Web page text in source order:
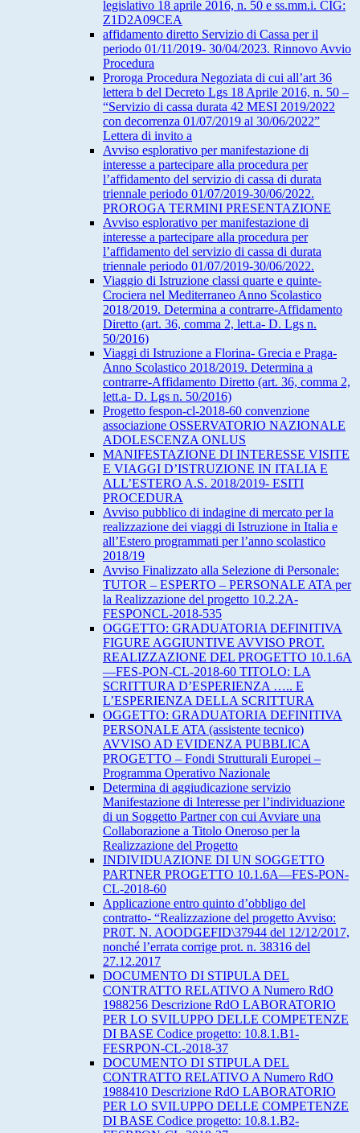
legislativo 18 aprile 2016, n. 50 e ss.mm.i. CIG:
Z1D2A09CEA
affidamento diretto Servizio di Cassa per il
periodo 01/11/2019- 30/04/2023. Rinnovo Avvio
Procedura
Proroga Procedura Negoziata di cui all’art 36
lettera b del Decreto Lgs 18 Aprile 2016, n. 50 –
“Servizio di cassa durata 42 MESI 2019/2022
con decorrenza 01/07/2019 al 30/06/2022”
Lettera di invito a
Avviso esplorativo per manifestazione di
interesse a partecipare alla procedura per
l’affidamento del servizio di cassa di durata
triennale periodo 01/07/2019-30/06/2022.
PROROGA TERMINI PRESENTAZIONE
Avviso esplorativo per manifestazione di
interesse a partecipare alla procedura per
l’affidamento del servizio di cassa di durata
triennale periodo 01/07/2019-30/06/2022.
Viaggio di Istruzione classi quarte e quinte-
Crociera nel Mediterraneo Anno Scolastico
2018/2019. Determina a contrarre-Affidamento
Diretto (art. 36, comma 2, lett.a- D. Lgs n.
50/2016)
Viaggi di Istruzione a Florina- Grecia e Praga-
Anno Scolastico 2018/2019. Determina a
contrarre-Affidamento Diretto (art. 36, comma 2,
lett.a- D. Lgs n. 50/2016)
Progetto fespon-cl-2018-60 convenzione
associazione OSSERVATORIO NAZIONALE
ADOLESCENZA ONLUS
MANIFESTAZIONE DI INTERESSE VISITE
E VIAGGI D’ISTRUZIONE IN ITALIA E
ALL’ESTERO A.S. 2018/2019- ESITI
PROCEDURA
Avviso pubblico di indagine di mercato per la
realizzazione dei viaggi di Istruzione in Italia e
all’Estero programmati per l’anno scolastico
2018/19
Avviso Finalizzato alla Selezione di Personale:
TUTOR – ESPERTO – PERSONALE ATA per
la Realizzazione del progetto 10.2.2A-
FESPONCL-2018-535
OGGETTO: GRADUATORIA DEFINITIVA
FIGURE AGGIUNTIVE AVVISO PROT.
REALIZZAZIONE DEL PROGETTO 10.1.6A
—FES-PON-CL-2018-60 TITOLO: LA
SCRITTURA D’ESPERIENZA ….. E
L’ESPERIENZA DELLA SCRITTURA
OGGETTO: GRADUATORIA DEFINITIVA
PERSONALE ATA (assistente tecnico)
AVVISO AD EVIDENZA PUBBLICA
PROGETTO – Fondi Strutturali Europei –
Programma Operativo Nazionale
Determina di aggiudicazione servizio
Manifestazione di Interesse per l’individuazione
di un Soggetto Partner con cui Avviare una
Collaborazione a Titolo Oneroso per la
Realizzazione del Progetto
INDIVIDUAZIONE DI UN SOGGETTO
PARTNER PROGETTO 10.1.6A—FES-PON-
CL-2018-60
Applicazione entro quinto d’obbligo del
contratto- “Realizzazione del progetto Avviso:
PR0T. N. AOODGEFID\37944 del 12/12/2017,
nonché l’errata corrige prot. n. 38316 del
27.12.2017
DOCUMENTO DI STIPULA DEL
CONTRATTO RELATIVO A Numero RdO
1988256 Descrizione RdO LABORATORIO
PER LO SVILUPPO DELLE COMPETENZE
DI BASE Codice progetto: 10.8.1.B1-
FESRPON-CL-2018-37
DOCUMENTO DI STIPULA DEL
CONTRATTO RELATIVO A Numero RdO
1988410 Descrizione RdO LABORATORIO
PER LO SVILUPPO DELLE COMPETENZE
DI BASE Codice progetto: 10.8.1.B2-